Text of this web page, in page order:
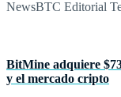
NewsBTC Editorial
BitMine adquiere
y el mercado cripto